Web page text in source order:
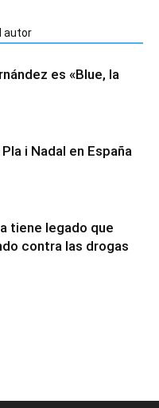
autor
es «Blue, la
i Nadal en España
tiene legado que
contra las drogas